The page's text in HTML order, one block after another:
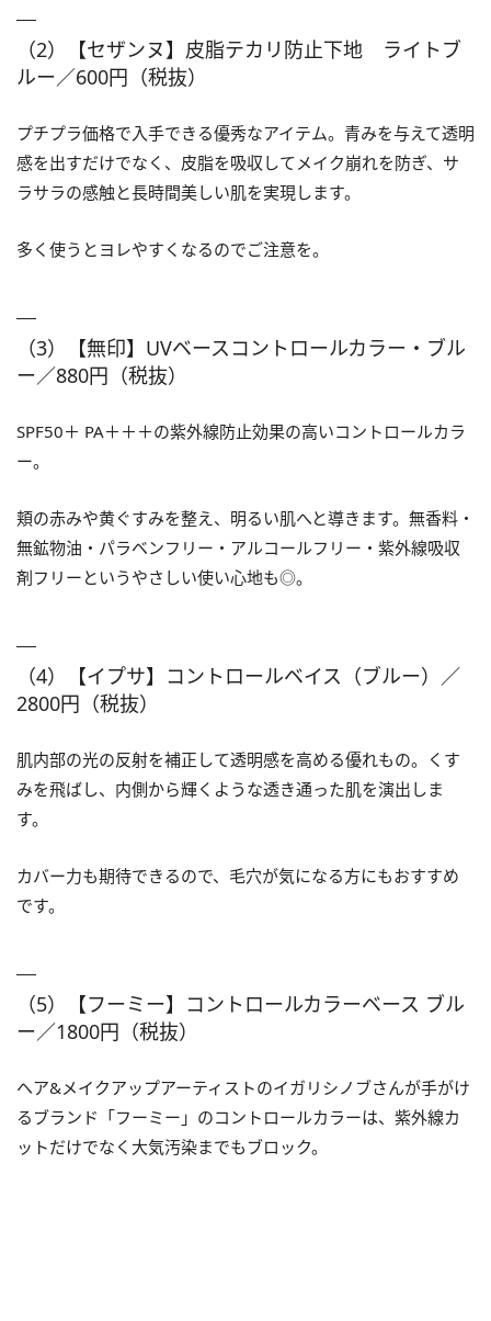
（2）【セザンヌ】皮脂テカリ防止下地 ライトブ
ルー／600円（税抜）
プチプラ価格で入手できる優秀なアイテム。青みを与えて透明
感を出すだけでなく、皮脂を吸収してメイク崩れを防ぎ、サ
ラサラの感触と長時間美しい肌を実現します。
多く使うとヨレやすくなるのでご注意を。
（3）【無印】UVベースコントロールカラー・ブル
ー／880円（税抜）
SPF50＋ PA＋＋＋の紫外線防止効果の高いコントロールカラ
ー。
頬の赤みや黄ぐすみを整え、明るい肌へと導きます。無香料・
無鉱物油・パラベンフリー・アルコールフリー・紫外線吸収
剤フリーというやさしい使い心地も◎。
（4）【イプサ】コントロールベイス（ブルー）／
2800円（税抜）
肌内部の光の反射を補正して透明感を高める優れもの。くす
みを飛ばし、内側から輝くような透き通った肌を演出しま
す。
カバー力も期待できるので、毛穴が気になる方にもおすすめ
です。
（5）【フーミー】コントロールカラーベース ブル
ー／1800円（税抜）
ヘア&メイクアップアーティストのイガリシノブさんが手がけ
るブランド「フーミー」のコントロールカラーは、紫外線カ
ットだけでなく大気汚染までもブロック。